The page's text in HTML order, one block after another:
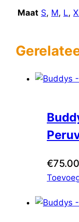
Maat S, M, L,
€75.00